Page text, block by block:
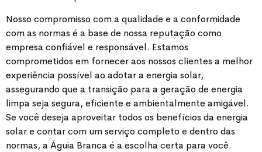
Nosso compromisso com a qualidade e a conformidade
com as normas é a base de nossa reputação como
empresa confiável e responsável. Estamos
comprometidos em fornecer aos nossos clientes a melhor
experiência possível ao adotar a energia solar,
assegurando que a transição para a geração de energia
limpa seja segura, eficiente e ambientalmente amigável.
Se você deseja aproveitar todos os benefícios da energia
solar e contar com um serviço completo e dentro das
normas, a Águia Branca é a escolha certa para você.